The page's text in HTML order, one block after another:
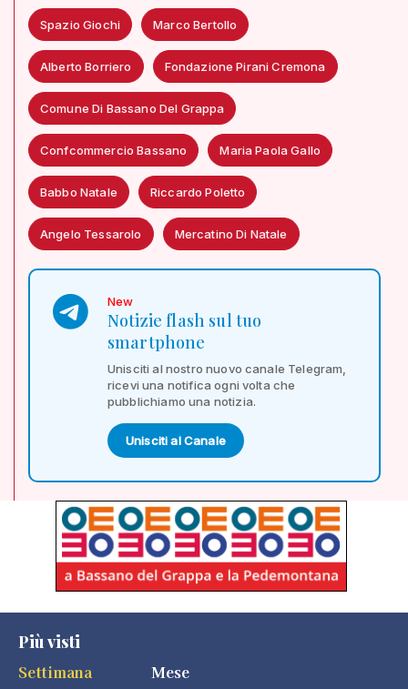
Spazio Giochi Marco Bertollo
Alberto Borriero Fondazione Pirani Cremona
Comune Di Bassano Del Grappa
Confcommercio Bassano Maria Paola Gallo
Babbo Natale Riccardo Poletto
Angelo Tessarolo Mercatino Di Natale
New
Notizie flash sul tuo
smartphone
Unisciti al nostro nuovo canale Telegram,
ricevi una notifica ogni volta che
pubblichiamo una notizia.
Unisciti al Canale
Più visti
Settimana
Mese